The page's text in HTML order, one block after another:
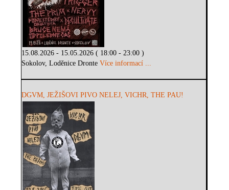
15.08.2026 - 15.05.2026 ( 18:00 - 23:00 )
Sokolov, Loděnice DronteVíce informací ...
DGVM, JEŽIŠOVI PIVO NELEJ, VICHR, THE PAU!